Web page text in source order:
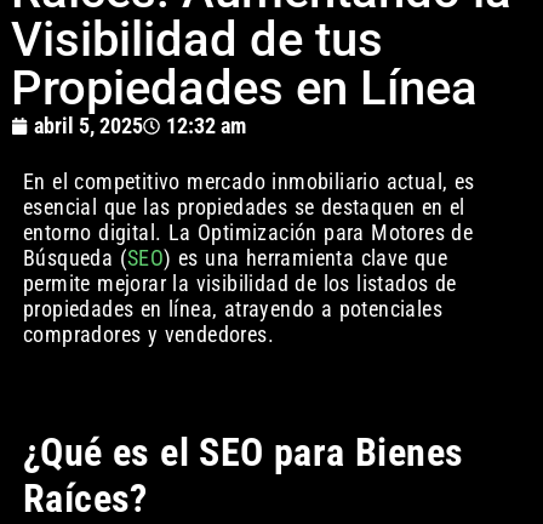
Visibilidad de tus
Propiedades en Línea
abril 5, 2025 12:32 am
En el competitivo mercado inmobiliario actual, es
esencial que las propiedades se destaquen en el
entorno digital. La Optimización para Motores de
Búsqueda (SEO) es una herramienta clave que
permite mejorar la visibilidad de los listados de
propiedades en línea, atrayendo a potenciales
compradores y vendedores.
¿Qué es el SEO para Bienes
Raíces?